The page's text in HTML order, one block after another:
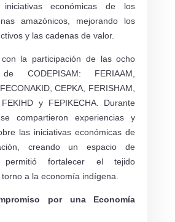
económicas de los
amazónicos, mejorando los
y las cadenas de valor.
la participación de las ocho
CODEPISAM: FERIAAM,
CEPKA, FERISHAM,
FEKIHD y FEPIKECHA. Durante
compartieron experiencias y
las iniciativas económicas de
creando un espacio de
fortalecer el tejido
a la economía indígena.
por una Economía